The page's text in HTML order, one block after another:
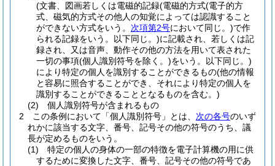
(文書、図画若しくは電磁的記録(電磁的方式(電子的方
式、磁気的方式その他人の知覚によっては認識すること
ができない方式をいう。 次項第2号において同じ。)で作
られる記録をいう。以下同じ。)に記載され、若しくは記
録され、又は音声、動作その他の方法を用いて表された
一切の事項(個人識別符号を除く。)をいう。以下同じ。)
により特定の個人を識別することができるもの(他の情報
と容易に照合することができ、それにより特定の個人を
識別することができることとなるものを含む。)
(2)
個人識別符号が含まれるもの
2
この条例において「個人識別符号」とは、 次の各号のいず
れかに該当する文字、番号、記号その他の符号のうち、議
長が定めるものをいう。
(1)
特定の個人の身体の一部の特徴を電子計算機の用に供
するために変換した文字、番号、記号その他の符号であ